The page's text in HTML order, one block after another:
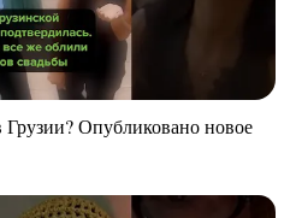
Грузии? Опубликовано новое